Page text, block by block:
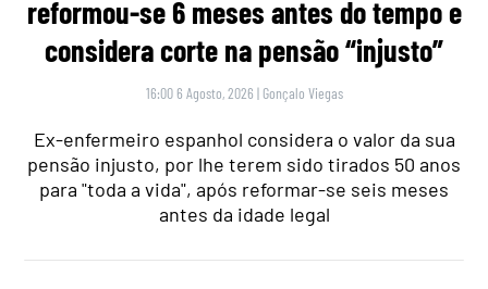
reformou-se 6 meses antes do tempo e
considera corte na pensão “injusto”
16:00 6 Agosto, 2026 | Gonçalo Viegas
Ex-enfermeiro espanhol considera o valor da sua
pensão injusto, por lhe terem sido tirados 50 anos
para "toda a vida", após reformar-se seis meses
antes da idade legal